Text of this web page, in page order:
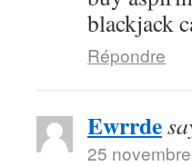
blackjack
Répondre
Ewrrde
25